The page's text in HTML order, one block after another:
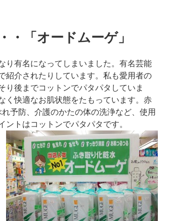
・「オードムーゲ」
り有名になってしまいました。有名芸能
紹介されたりしています。私も愛用者の
り後までコットンでパタパタしていま
く快適なお肌状態をたもっています。赤
予防、介護のかたの体の洗浄など、使用
トはコットンでパタパタです。